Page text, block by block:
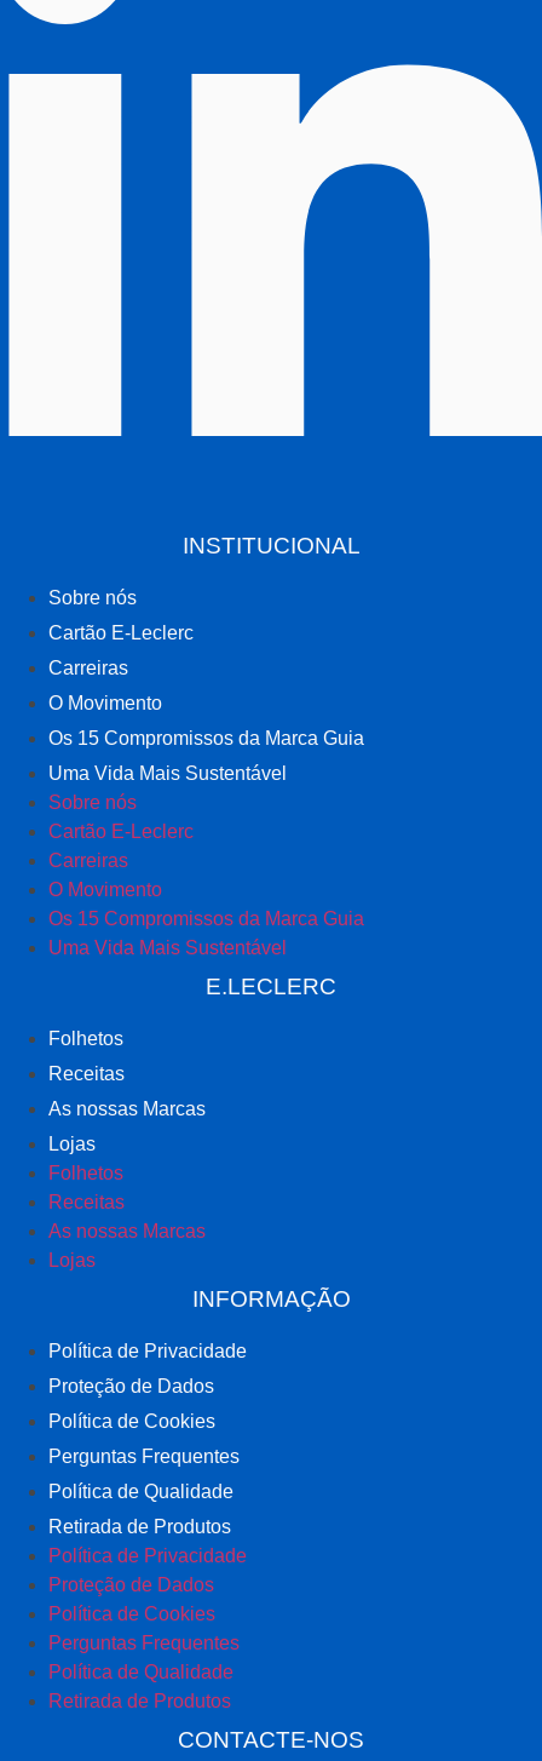
INSTITUCIONAL
Sobre nós
Cartão E-Leclerc
Carreiras
O Movimento
Os 15 Compromissos da Marca Guia
Uma Vida Mais Sustentável
Sobre nós
Cartão E-Leclerc
Carreiras
O Movimento
Os 15 Compromissos da Marca Guia
Uma Vida Mais Sustentável
E.LECLERC
Folhetos
Receitas
As nossas Marcas
Lojas
Folhetos
Receitas
As nossas Marcas
Lojas
INFORMAÇÃO
Política de Privacidade
Proteção de Dados
Política de Cookies
Perguntas Frequentes
Política de Qualidade
Retirada de Produtos
Política de Privacidade
Proteção de Dados
Política de Cookies
Perguntas Frequentes
Política de Qualidade
Retirada de Produtos
CONTACTE-NOS